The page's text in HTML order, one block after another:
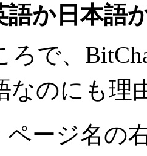
語か日本語
ろで、
なのにも理
ページ名の